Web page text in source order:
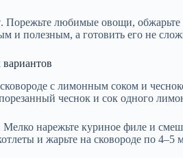
. Порежьте любимые овощи,
и полезным, а готовить его не
с лимонным соком и
чеснок и сок одного
Мелко нарежьте куриное филе и
и жарьте на сковороде по